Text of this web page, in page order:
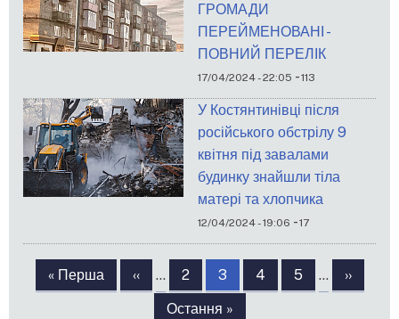
ГРОМАДИ
ПЕРЕЙМЕНОВАНІ -
ПОВНИЙ ПЕРЕЛІК
17/04/2024 - 22:05 -113
У Костянтинівці після
російського обстрілу 9
квітня під завалами
будинку знайшли тіла
матері та хлопчика
12/04/2024 - 19:06 -17
Розбивка
сторінки
Перша
сторінка
« Перша
Попередня
сторінка
‹‹ … Сторінка
2 Сторінка
3 Сторінка
4 Сторінка
5 …
сторінка
››
Остання
Остання »